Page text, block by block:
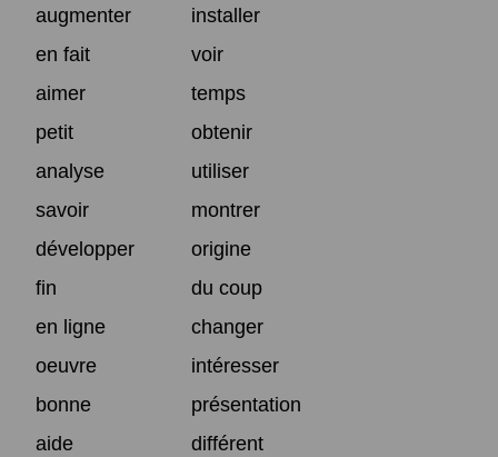
augmenter
installer
en fait
voir
aimer
temps
petit
obtenir
analyse
utiliser
savoir
montrer
développer
origine
fin
du coup
en ligne
changer
oeuvre
intéresser
bonne
présentation
aide
différent